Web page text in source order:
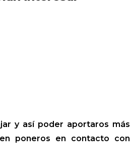
y así poder aportaros más
poneros en contacto con